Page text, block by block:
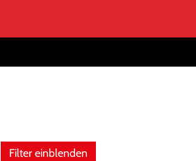
Filter einblenden